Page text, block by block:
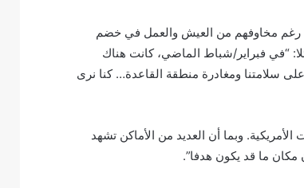
رغم مخاوفهم من العيش والعمل في خضم
“في فبراير/شباط الماضي، كانت هناك
سلامتنا ومغادرة منطقة القاعدة… كنا نرى
وبما أن العديد من الأماكن تشهد
مكان ما قد يكون هدفا”.